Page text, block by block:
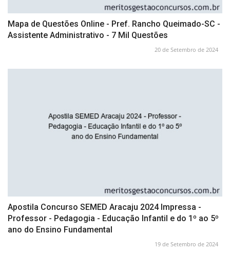
Mapa de Questões Online - Pref. Rancho Queimado-SC -
Assistente Administrativo - 7 Mil Questões
20 de Setembro de 2024
Apostila Concurso SEMED Aracaju 2024 Impressa -
Professor - Pedagogia - Educação Infantil e do 1º ao 5º
ano do Ensino Fundamental
19 de Setembro de 2024